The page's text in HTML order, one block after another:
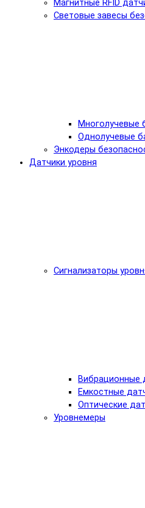
Магнитные RFID
Световые завесы
Многолучевые
Однолучевые
Энкодеры
Датчики уровня
Сигнализаторы
Вибрационные
Емкостные
Оптические
Уровнемеры